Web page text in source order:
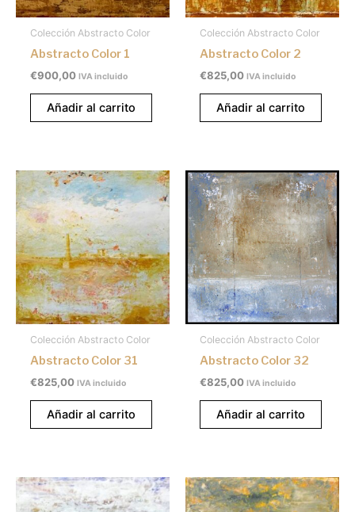
Colección Abstracto Color
Abstracto Color 1
€900,00 IVA incluido
Añadir al carrito
Colección Abstracto Color
Abstracto Color 2
€825,00 IVA incluido
Añadir al carrito
Colección Abstracto Color
Abstracto Color 31
€825,00 IVA incluido
Añadir al carrito
Colección Abstracto Color
Abstracto Color 32
€825,00 IVA incluido
Añadir al carrito